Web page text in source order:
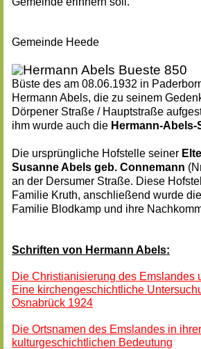
Gemeinde Heede
Büste des am 08.06.1932 in
Hermann Abels, die zu seinem
Dörpener Straße / Hauptstraße
ihm wurde auch die Hermann-Abels-
Die ursprüngliche Hofstelle seiner
Susanne Abels geb. Connemann
an der Dersumer Straße. Diese
Familie Kruth, anschließend wurde
Familie Blodkamp und ihre
Schriften von Hermann Abels:
Die Christianisierung des Emslandes
Eine kirchengeschichtliche
Osnabrück 1924
Die Ortsnamen des Emslandes in
kulturgeschichtlichen Bedeutung